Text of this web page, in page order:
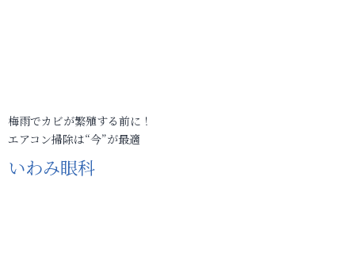
梅雨でカビが繁殖する前に！
エアコン掃除は“今”が最適
いわみ眼科